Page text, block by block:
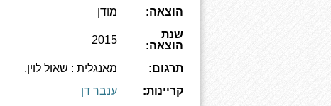
הוצאה:
מודן
שנת
הוצאה:
2015
תרגום:
מאנגלית : שאול לוין.
קריינות:
ענבר דן